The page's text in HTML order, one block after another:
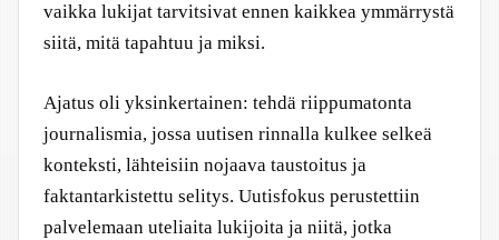
vaikka lukijat tarvitsivat ennen kaikkea ymmärrystä
siitä, mitä tapahtuu ja miksi.
Ajatus oli yksinkertainen: tehdä riippumatonta
journalismia, jossa uutisen rinnalla kulkee selkeä
konteksti, lähteisiin nojaava taustoitus ja
faktantarkistettu selitys. Uutisfokus perustettiin
palvelemaan uteliaita lukijoita ja niitä, jotka